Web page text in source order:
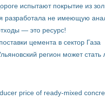
испытают покрытие из
разработала не имеющую
— это ресурс!
цемента в сектор Газа
регион может
price of ready-mixed